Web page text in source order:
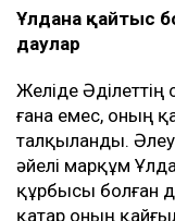
Ұлдана қайтыс
даулар
Желіде Әділеттің
ғана емес, оның
талқыланды.
әйелі марқұм
құрбысы болған
қатар оның